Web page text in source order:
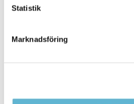
Statistik
Marknadsföring
Besöksadress
Box 18, 295 21 Bromölla